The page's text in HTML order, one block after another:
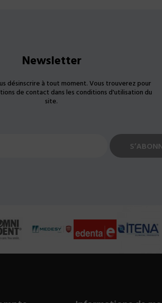
Newsletter
désinscrire à tout moment. Vous trouverez pour
de contact dans les conditions d'utilisation du
site.